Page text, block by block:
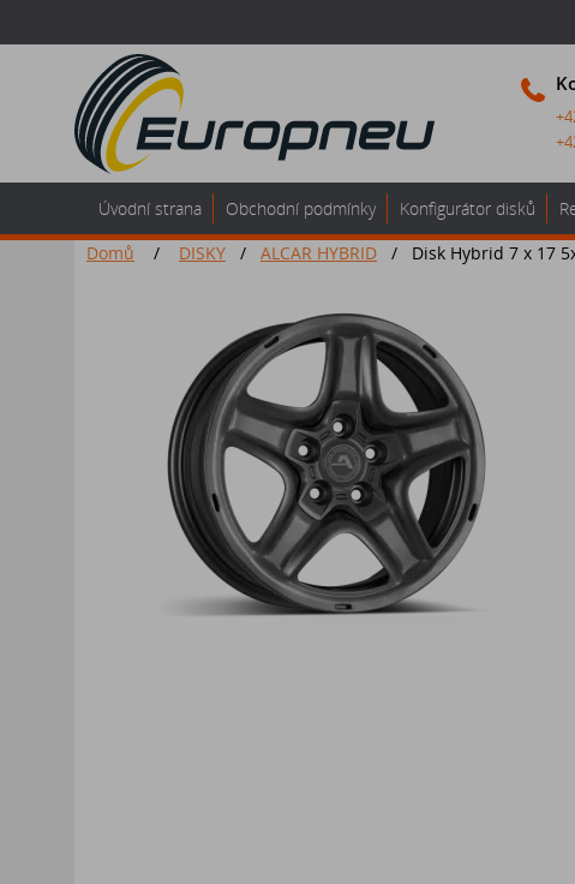
Úvodní strana Obchodní podmínky Konfigurátor disků
Domů
/ DISKY / ALCAR HYBRID / Disk Hybrid 7 x 17